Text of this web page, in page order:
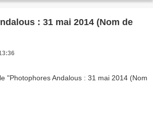
: 31 mai 2014 (Nom de